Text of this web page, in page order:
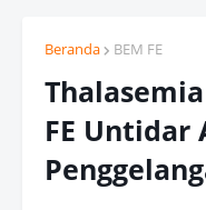
Beranda BEM FE
FE Untidar